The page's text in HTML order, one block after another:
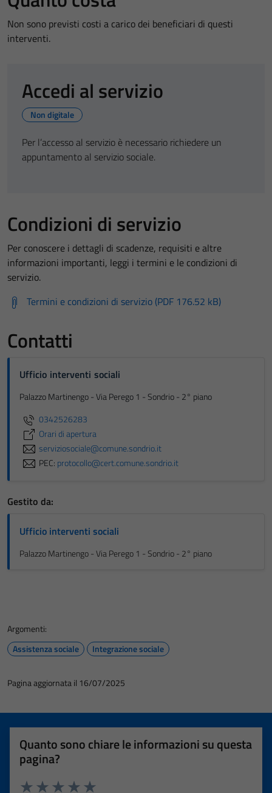
Non sono previsti costi a carico dei beneficiari di questi
interventi.
Accedi al servizio
Non digitale
Per l’accesso al servizio è necessario richiedere un
appuntamento al servizio sociale.
Condizioni di servizio
Per conoscere i dettagli di scadenze, requisiti e altre
informazioni importanti, leggi i termini e le condizioni di
servizio.
Termini e condizioni di servizio (PDF 176.52 kB)
Contatti
Ufficio interventi sociali
Palazzo Martinengo - Via Perego 1 - Sondrio - 2° piano
0342526283
Orari di apertura
serviziosociale@comune.sondrio.it
PEC: protocollo@cert.comune.sondrio.it
Gestito da:
Ufficio interventi sociali
Palazzo Martinengo - Via Perego 1 - Sondrio - 2° piano
Argomenti:
Assistenza sociale
Integrazione sociale
Pagina aggiornata il 16/07/2025
Quanto sono chiare le informazioni su questa
pagina?